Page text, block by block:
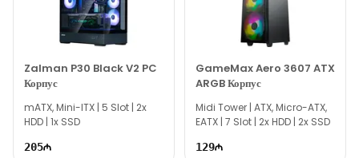
специалисты доступны ежедневно с 10:00 до 19:00.
По всем вопросам, связанным с моделью Thermaltake
поддержки всегда готова помочь вам.
электронной почте или отправить сообщение на наш номер
Zalman P30 Black V2 PC
Корпус
mATX, Mini-ITX | 5 Slot | 2x
HDD | 1x SSD
205
GameMax Aero 3607 ATX
ARGB Корпус
Midi Tower | ATX, Micro-ATX,
EATX | 7 Slot | 2x HDD | 2x SSD
129